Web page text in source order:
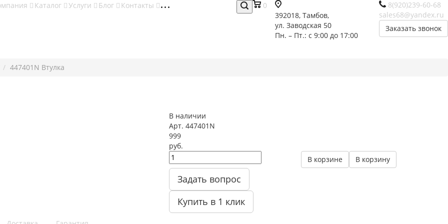
8(920)239-60-68
sales68@yandex.ru
Заказать звонок
392018, Тамбов,
ул. Заводская 50
Пн. – Пт.: с 9:00 до 17:00
0
Каталог Услуги Блог Контакты
447401N Втулка
В наличии
Арт. 447401N
999
руб.
В корзину
В корзине
Задать вопрос
Купить в 1 клик